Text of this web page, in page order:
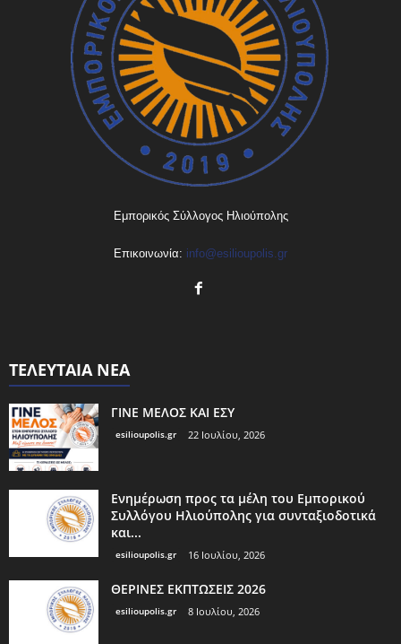
Εμπορικός Σύλλογος Ηλιούπολης
Επικοινωνία: info@esilioupolis.gr
ΤΕΛΕΥΤΑΙΑ ΝΕΑ
ΓΙΝΕ ΜΕΛΟΣ ΚΑΙ ΕΣΥ
esilioupolis.gr 22 Ιουλίου, 2026
Ενημέρωση προς τα μέλη του Εμπορικού
Συλλόγου Ηλιούπολης για συνταξιοδοτικά
και...
esilioupolis.gr 16 Ιουλίου, 2026
ΘΕΡΙΝΕΣ ΕΚΠΤΩΣΕΙΣ 2026
esilioupolis.gr 8 Ιουλίου, 2026